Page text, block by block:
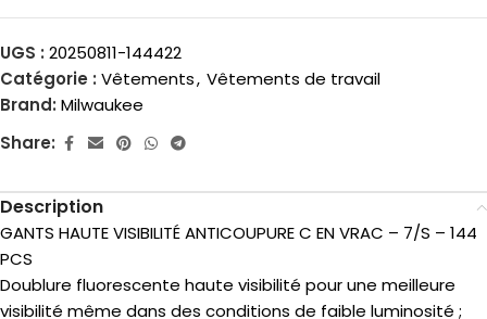
UGS : 20250811-144422
Catégorie : Vêtements, Vêtements de travail
Brand: Milwaukee
Share:
Description
GANTS HAUTE VISIBILITÉ ANTICOUPURE C EN VRAC – 7/S – 144
PCS
Doublure fluorescente haute visibilité pour une meilleure
visibilité même dans des conditions de faible luminosité ;